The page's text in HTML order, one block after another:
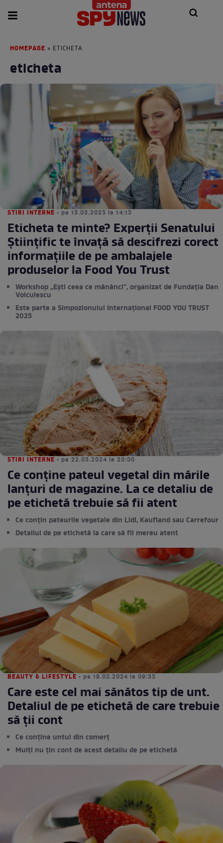
HOMEPAGE » ETICHETA
eticheta
STIRI INTERNE • pe 13.03.2025 la 14:15
Eticheta te minte? Experții Senatului
Științific te învață să descifrezi corect
informațiile de pe ambalajele
produselor la Food You Trust
Workshop „Ești ceea ce mănânci”, organizat de Fundația Dan
Voiculescu
Este parte a Simpozionului Internațional FOOD YOU TRUST
2025
STIRI INTERNE • pe 22.03.2024 la 20:00
Ce conţine pateul vegetal din mările
lanțuri de magazine. La ce detaliu de
pe etichetă trebuie să fii atent
Ce conţin pateurile vegetale din Lidl, Kaufland sau Carrefour
Detaliul de pe etichetă la care să fii mereu atent
BEAUTY & LIFESTYLE • pe 19.02.2024 la 09:35
Care este cel mai sănătos tip de unt.
Detaliul de pe etichetă de care trebuie
să ții cont
Ce conţine untul din comerţ
Mulţi nu ţin cont de acest detaliu de pe etichetă